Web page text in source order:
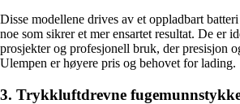
Disse modellene drives av et oppladbart
noe som sikrer et mer ensartet resultat. De er
prosjekter og profesjonell bruk, der presisjon
Ulempen er høyere pris og behovet for lading.
3. Trykkluftdrevne